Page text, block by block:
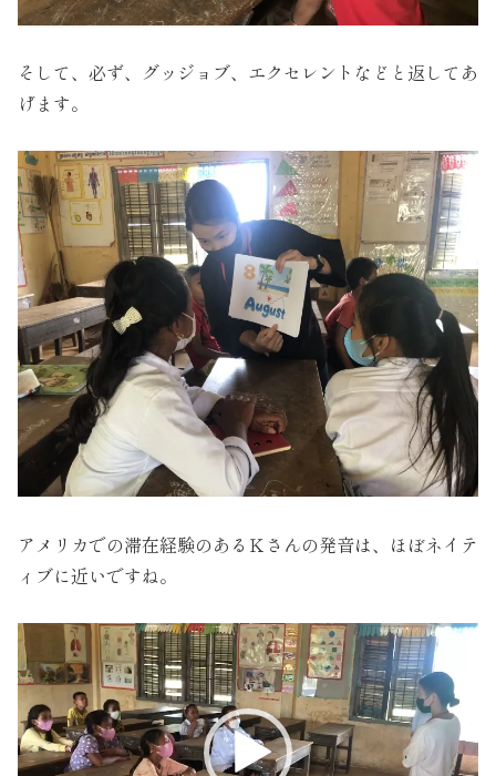
そして、必ず、グッジョブ、エクセレントなどと返してあ
げます。
アメリカでの滞在経験のあるＫさんの発音は、ほぼネイテ
ィブに近いですね。
動
画
プ
レ
ー